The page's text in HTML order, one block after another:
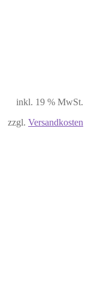
inkl. 19 % MwSt.
zzgl. Versandkosten